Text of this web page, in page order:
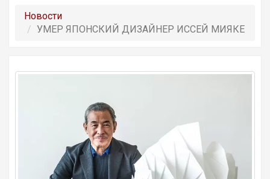
Новости
УМЕР ЯПОНСКИЙ ДИЗАЙНЕР ИССЕЙ МИЯКЕ